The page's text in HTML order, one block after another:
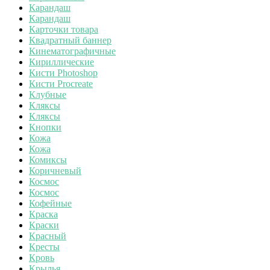
Карандаш
Карандаш
Карточки товара
Квадратный баннер
Кинематографичные
Кириллические
Кисти Photoshop
Кисти Procreate
Клубные
Кляксы
Кляксы
Кнопки
Кожа
Кожа
Комиксы
Коричневый
Космос
Космос
Кофейные
Краска
Краски
Красный
Кресты
Кровь